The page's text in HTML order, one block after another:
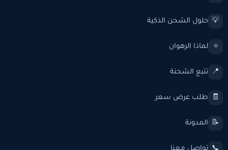
💡 حلول الشحن الذكية
⭐ لماذا الرهوان
📍 تتبع الشحنة
🧾 طلب عرض سعر
📝 المدونة